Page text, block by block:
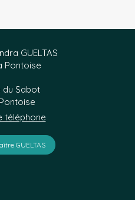
GUELTAS
Pontoise
du Sabot
Pontoise
téléphone
GUELTAS